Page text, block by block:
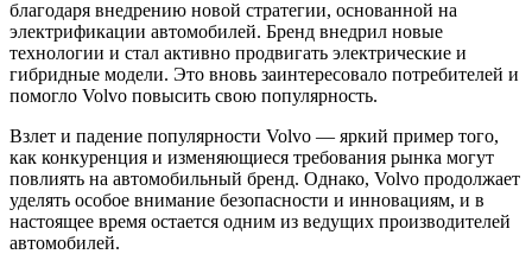
благодаря внедрению новой стратегии, основанной на
электрификации автомобилей. Бренд внедрил новые
технологии и стал активно продвигать электрические и
гибридные модели. Это вновь заинтересовало потребителей и
помогло Volvo повысить свою популярность.
Взлет и падение популярности Volvo — яркий пример того,
как конкуренция и изменяющиеся требования рынка могут
повлиять на автомобильный бренд. Однако, Volvo продолжает
уделять особое внимание безопасности и инновациям, и в
настоящее время остается одним из ведущих производителей
автомобилей.